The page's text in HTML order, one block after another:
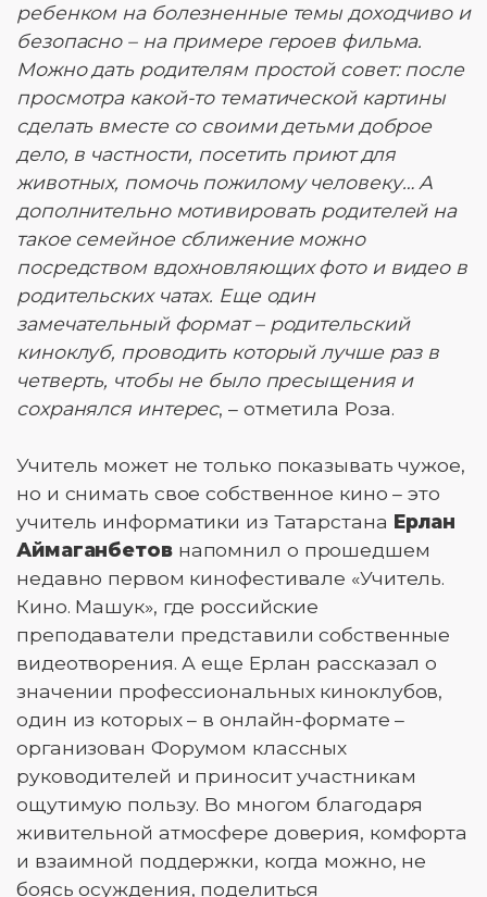
ребенком на болезненные темы доходчиво и
безопасно – на примере героев фильма.
Можно дать родителям простой совет: после
просмотра какой-то тематической картины
сделать вместе со своими детьми доброе
дело, в частности, посетить приют для
животных, помочь пожилому человеку… А
дополнительно мотивировать родителей на
такое семейное сближение можно
посредством вдохновляющих фото и видео в
родительских чатах. Еще один
замечательный формат – родительский
киноклуб, проводить который лучше раз в
четверть, чтобы не было пресыщения и
сохранялся интерес, – отметила Роза.
Учитель может не только показывать чужое,
но и снимать свое собственное кино – это
учитель информатики из Татарстана Ерлан
Аймаганбетовнапомнил о прошедшем
недавно первом кинофестивале «Учитель.
Кино. Машук», где российские
преподаватели представили собственные
видеотворения. А еще Ерлан рассказал о
значении профессиональных киноклубов,
один из которых – в онлайн-формате –
организован Форумом классных
руководителей и приносит участникам
ощутимую пользу. Во многом благодаря
живительной атмосфере доверия, комфорта
и взаимной поддержки, когда можно, не
боясь осуждения, поделиться